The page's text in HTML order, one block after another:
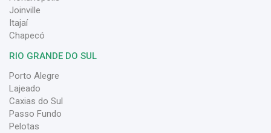
Joinville
Itajaí
Chapecó
RIO GRANDE DO SUL
Porto Alegre
Lajeado
Caxias do Sul
Passo Fundo
Pelotas